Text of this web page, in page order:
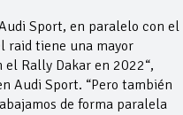
Sport, en paralelo con el
raid tiene una mayor
Rally Dakar en 2022“,
Audi Sport. “Pero también
de forma paralela